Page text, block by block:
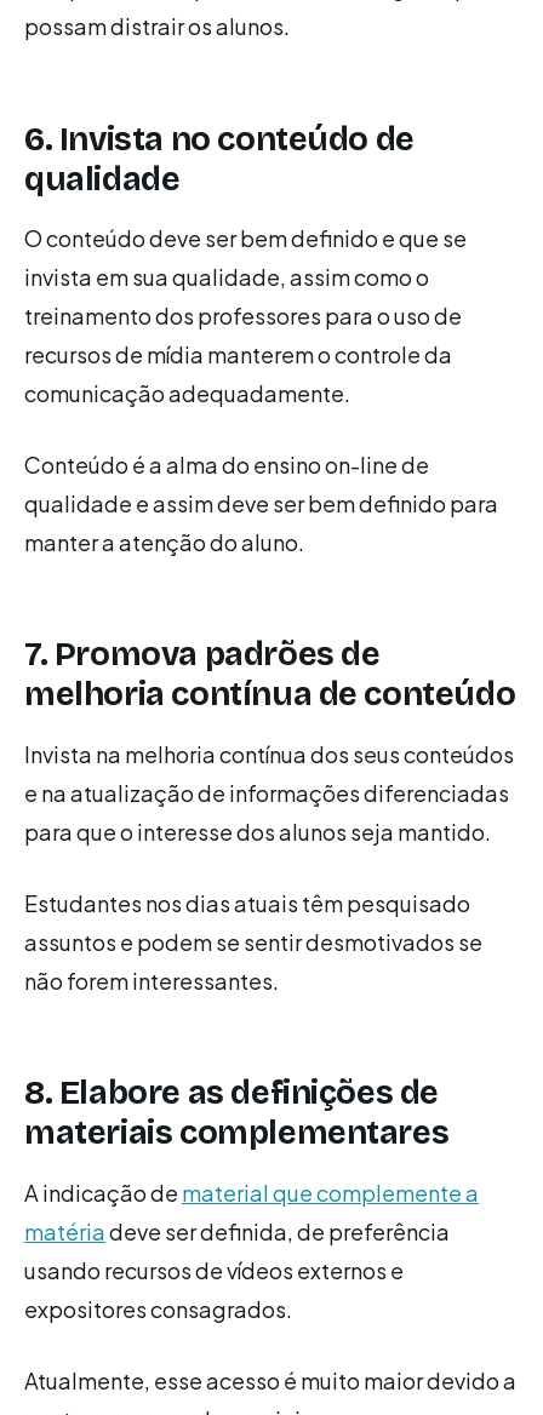
possam distrair os alunos.
6. Invista no conteúdo de
qualidade
O conteúdo deve ser bem definido e que se
invista em sua qualidade, assim como o
treinamento dos professores para o uso de
recursos de mídia manterem o controle da
comunicação adequadamente.
Conteúdo é a alma do ensino on-line de
qualidade e assim deve ser bem definido para
manter a atenção do aluno.
7. Promova padrões de
melhoria contínua de conteúdo
Invista na melhoria contínua dos seus conteúdos
e na atualização de informações diferenciadas
para que o interesse dos alunos seja mantido.
Estudantes nos dias atuais têm pesquisado
assuntos e podem se sentir desmotivados se
não forem interessantes.
8. Elabore as definições de
materiais complementares
A indicação de material que complemente a
matériadeve ser definida, de preferência
usando recursos de vídeos externos e
expositores consagrados.
Atualmente, esse acesso é muito maior devido a